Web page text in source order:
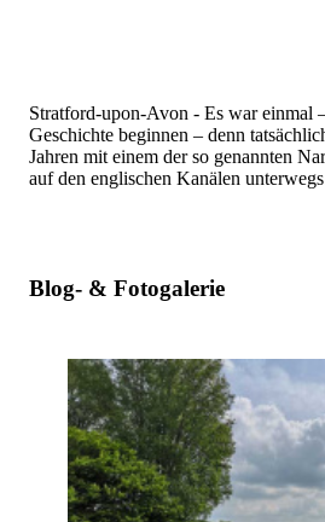
Stratford-upon-Avon - Es war einmal
Geschichte beginnen – denn
Jahren mit einem der so genannten
auf den englischen Kanälen
Blog- & Fotogalerie